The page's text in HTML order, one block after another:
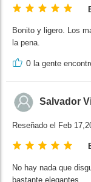
Bonito y ligero. Los
la pena.
0 la gente
Salvador
Reseñado el Feb
No hay nada que
bastante elegantes.